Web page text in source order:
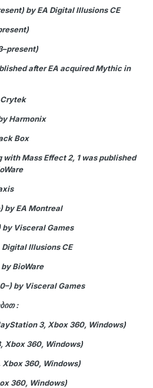
by EA Digital Illusions CE
after EA acquired Mythic in
Harmonix
Box
Mass Effect 2, 1 was published
by EA Montreal
by Visceral Games
Illusions CE
BioWare
by Visceral Games
:
3, Xbox 360, Windows)
Xbox 360, Windows)
360, Windows)
360, Windows)